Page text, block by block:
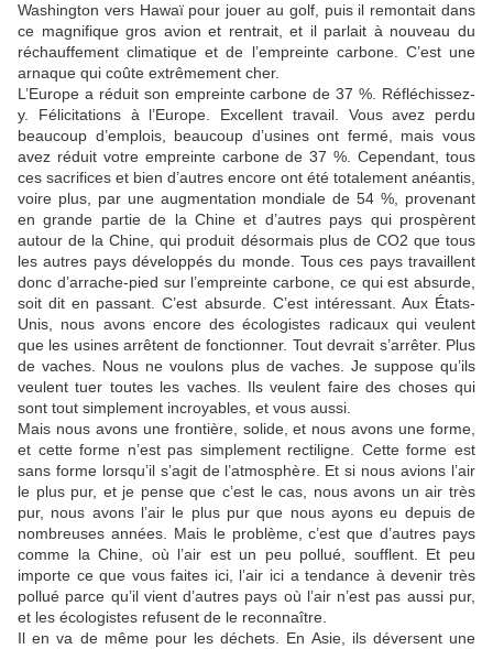
Washington vers Hawaï pour jouer au golf, puis il remontait dans
ce magnifique gros avion et rentrait, et il parlait à nouveau du
réchauffement climatique et de l’empreinte carbone. C’est une
arnaque qui coûte extrêmement cher.
L’Europe a réduit son empreinte carbone de 37 %. Réfléchissez-
y. Félicitations à l’Europe. Excellent travail. Vous avez perdu
beaucoup d’emplois, beaucoup d’usines ont fermé, mais vous
avez réduit votre empreinte carbone de 37 %. Cependant, tous
ces sacrifices et bien d’autres encore ont été totalement anéantis,
voire plus, par une augmentation mondiale de 54 %, provenant
en grande partie de la Chine et d’autres pays qui prospèrent
autour de la Chine, qui produit désormais plus de CO2 que tous
les autres pays développés du monde. Tous ces pays travaillent
donc d’arrache-pied sur l’empreinte carbone, ce qui est absurde,
soit dit en passant. C’est absurde. C’est intéressant. Aux États-
Unis, nous avons encore des écologistes radicaux qui veulent
que les usines arrêtent de fonctionner. Tout devrait s’arrêter. Plus
de vaches. Nous ne voulons plus de vaches. Je suppose qu’ils
veulent tuer toutes les vaches. Ils veulent faire des choses qui
sont tout simplement incroyables, et vous aussi.
Mais nous avons une frontière, solide, et nous avons une forme,
et cette forme n’est pas simplement rectiligne. Cette forme est
sans forme lorsqu’il s’agit de l’atmosphère. Et si nous avions l’air
le plus pur, et je pense que c’est le cas, nous avons un air très
pur, nous avons l’air le plus pur que nous ayons eu depuis de
nombreuses années. Mais le problème, c’est que d’autres pays
comme la Chine, où l’air est un peu pollué, soufflent. Et peu
importe ce que vous faites ici, l’air ici a tendance à devenir très
pollué parce qu’il vient d’autres pays où l’air n’est pas aussi pur,
et les écologistes refusent de le reconnaître.
Il en va de même pour les déchets. En Asie, ils déversent une